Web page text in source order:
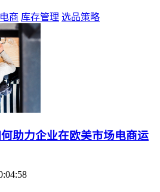
商 库存管理 选品策略
助力企业在欧美市场电商运